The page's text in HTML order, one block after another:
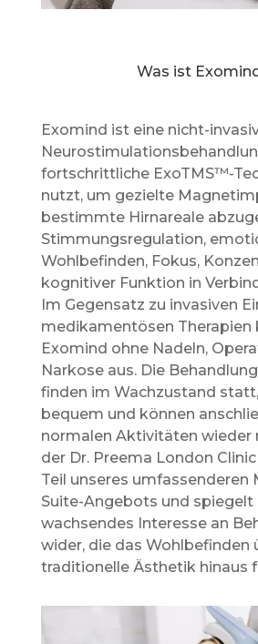
Was ist
Exomind ist eine nicht-
fortschrittliche ExoTMS™-
nutzt, um gezielte
bestimmte Hirnareale
Stimmungsregulation,
Wohlbefinden, Fokus,
kognitiver Funktion in
Im Gegensatz zu invasiven
medikamentösen
Exomind ohne Nadeln,
Narkose aus. Die
finden im Wachzustand
bequem und können
normalen Aktivitäten wieder
der Dr. Preema London
Teil unseres umfassenderen
Suite-Angebots und spiegelt
wachsendes Interesse an
wider, die das Wohlbefinden
traditionelle Ästhetik hinaus